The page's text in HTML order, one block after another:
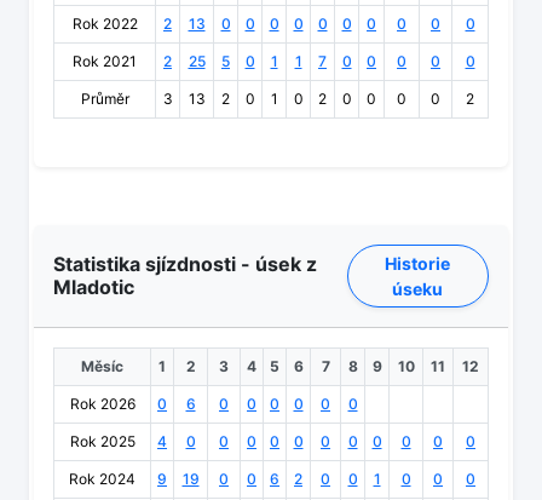
Rok 2022 2 13 0 0 0 0 0 0 0 0 0 0
Rok 2021 2 25 5 0 1 1 7 0 0 0 0 0
Průměr 3 13 2 0 1 0 2 0 0 0 0 2
Statistika sjízdnosti - úsek z
Mladotic
Historie
úseku
Měsíc 1 2 3 4 5 6 7 8 9 10 11 12
Rok 2026 0 6 0 0 0 0 0 0
Rok 2025 4 0 0 0 0 0 0 0 0 0 0 0
Rok 2024 9 19 0 0 6 2 0 0 1 0 0 0